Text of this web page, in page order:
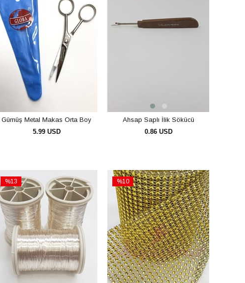
Gümüş Metal Makas Orta Boy
5.99 USD
Ahsap Saplı İlik Sökücü
0.86 USD
%13
İndirim
%13İndirim
%10
İndirim
%10İndirim